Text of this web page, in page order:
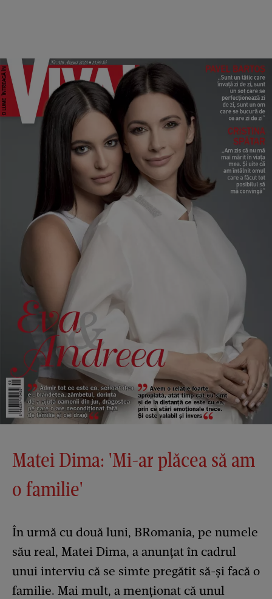
Matei Dima: 'Mi-ar plăcea să am
o familie'
În urmă cu două luni, BRomania, pe numele
său real, Matei Dima, a anunțat în cadrul
unui interviu că se simte pregătit să-și facă o
familie. Mai mult, a menționat că unul